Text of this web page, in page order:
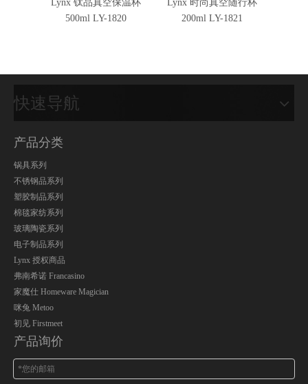
Lynx 钛品真空保温杯
500ml LY-1820
Lynx 时尚真空随行杯
200ml LY-1821
快速导航
产品分类
锅具系列
不锈钢品系列
塑胶制品系列
棉毯家纺系列
玻璃陶瓷系列
电子制品系列
Lynx 授权商品
弗南希诺 Francasino
家魔仕 Homeware Magician
咪兔 Metoo
初见 Firstmeet
产品询价